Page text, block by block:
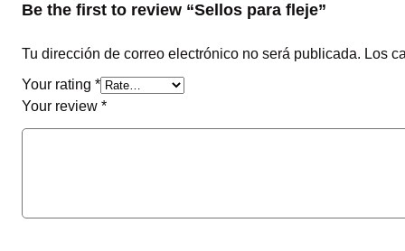
Be the first to review “Sellos para fleje”
Tu dirección de correo electrónico no será publicada. Los
Your rating *
Your review *